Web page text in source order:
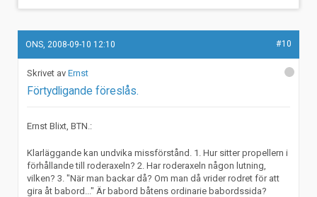
ONS, 2008-09-10 12:10 #10
Ernst
Förtydligande föreslås.
Ernst Blixt, BTN.:
Klarläggande kan undvika missförstånd. 1. Hur sitter propellern i
förhållande till roderaxeln? 2. Har roderaxeln någon lutning,
vilken? 3. "När man backar då? Om man då vrider rodret för att
gira åt babord..." Är babord båtens ordinarie babordssida?